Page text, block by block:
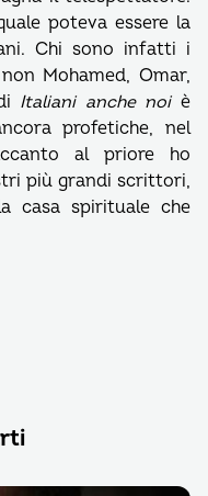
poteva essere la
Chi sono infatti i
Mohamed, Omar,
Italiani anche noiè
profetiche, nel
al priore ho
più grandi scrittori,
casa spirituale che